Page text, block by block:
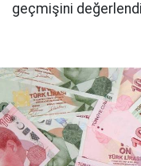
geçmişini